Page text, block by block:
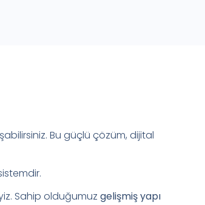
Bu güçlü çözüm, dijital
Sahip olduğumuz gelişmiş yapı